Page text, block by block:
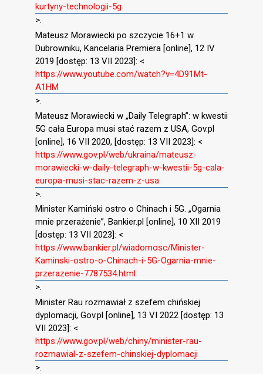
kurtyny-technologii-5g
>.
Mateusz Morawiecki po szczycie 16+1 w
Dubrowniku, Kancelaria Premiera [online], 12 IV
2019 [dostęp: 13 VII 2023]: <
https://www.youtube.com/watch?v=4D91Mt-
A1HM
>.
Mateusz Morawiecki w „Daily Telegraph”: w kwestii
5G cała Europa musi stać razem z USA, Gov.pl
[online], 16 VII 2020, [dostęp: 13 VII 2023]: <
https://www.gov.pl/web/ukraina/mateusz-
morawiecki-w-daily-telegraph-w-kwestii-5g-cala-
europa-musi-stac-razem-z-usa
>.
Minister Kamiński ostro o Chinach i 5G. „Ogarnia
mnie przerażenie”, Bankier.pl [online], 10 XII 2019
[dostęp: 13 VII 2023]: <
https://www.bankier.pl/wiadomosc/Minister-
Kaminski-ostro-o-Chinach-i-5G-Ogarnia-mnie-
przerazenie-7787534.html
>.
Minister Rau rozmawiał z szefem chińskiej
dyplomacji, Gov.pl [online], 13 VI 2022 [dostęp: 13
VII 2023]: <
https://www.gov.pl/web/chiny/minister-rau-
rozmawial-z-szefem-chinskiej-dyplomacji
>.